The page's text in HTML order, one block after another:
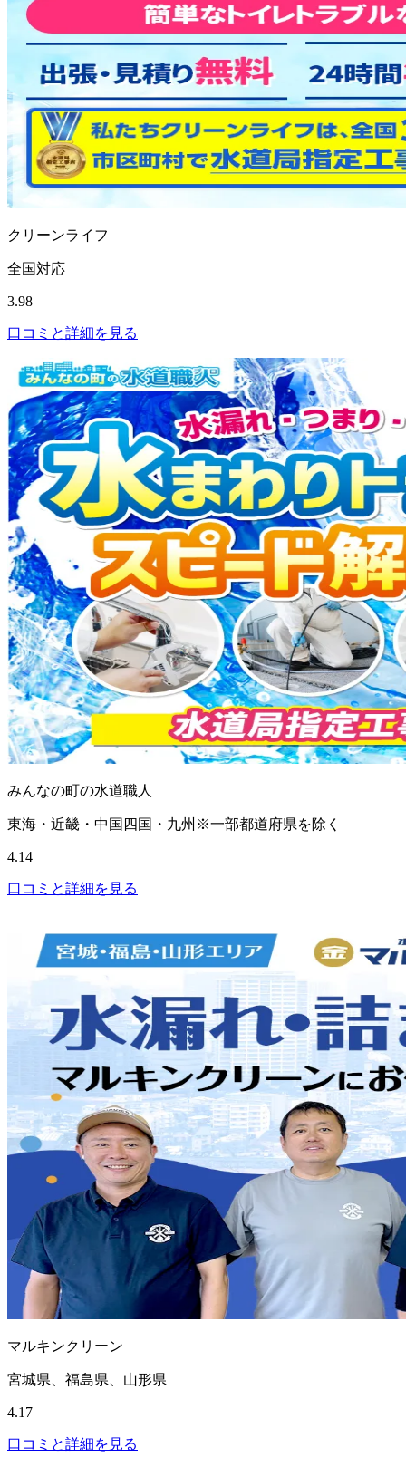
クリーンライフ
全国対応
3.98
口コミと詳細を見る
みんなの町の水道職人
東海・近畿・中国四国・九州※一部都道府県を除く
4.14
口コミと詳細を見る
マルキンクリーン
宮城県、福島県、山形県
4.17
口コミと詳細を見る